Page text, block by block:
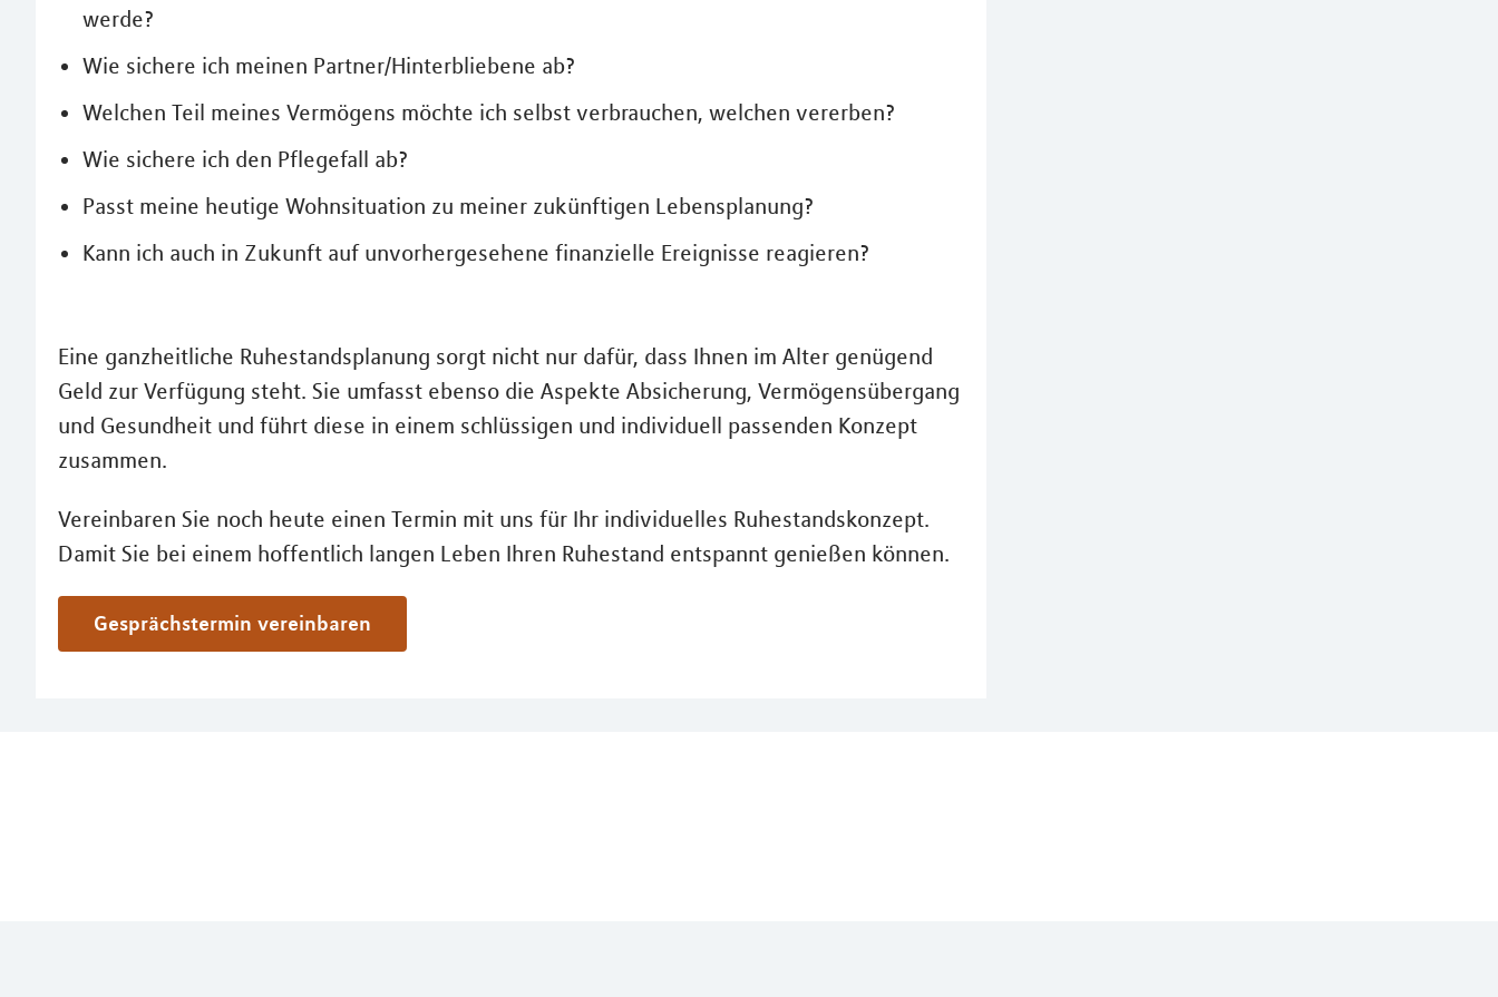
werde?
Wie sichere ich meinen Partner/Hinterbliebene ab?
Welchen Teil meines Vermögens möchte ich selbst verbrauchen, welchen vererben?
Wie sichere ich den Pflegefall ab?
Passt meine heutige Wohnsituation zu meiner zukünftigen Lebensplanung?
Kann ich auch in Zukunft auf unvorhergesehene finanzielle Ereignisse reagieren?
Eine ganzheitliche Ruhestandsplanung sorgt nicht nur dafür, dass Ihnen im Alter genügend
Geld zur Verfügung steht. Sie umfasst ebenso die Aspekte Absicherung, Vermögensübergang
und Gesundheit und führt diese in einem schlüssigen und individuell passenden Konzept
zusammen.
Vereinbaren Sie noch heute einen Termin mit uns für Ihr individuelles Ruhestandskonzept.
Damit Sie bei einem hoffentlich langen Leben Ihren Ruhestand entspannt genießen können.
Gesprächstermin vereinbaren